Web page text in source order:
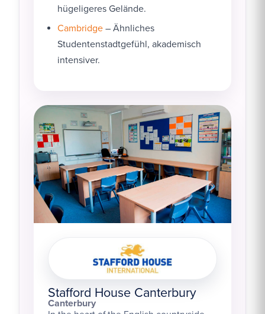
hügeligeres Gelände.
Cambridge – Ähnliches
Studentenstadtgefühl, akademisch
intensiver.
Stafford House Canterbury
Canterbury